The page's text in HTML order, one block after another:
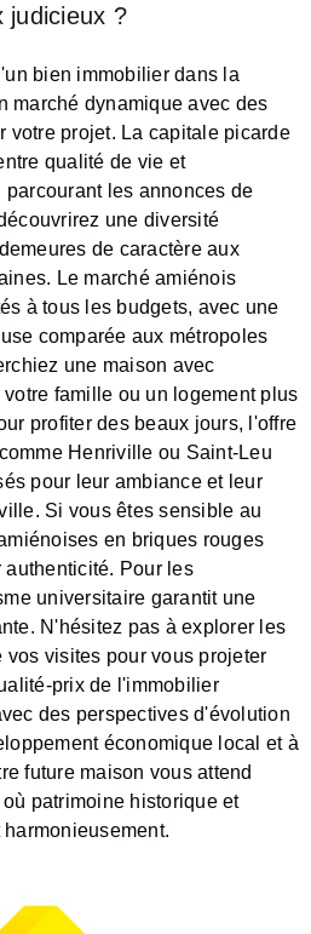
judicieux ?
bien immobilier dans la
marché dynamique avec des
votre projet. La capitale picarde
qualité de vie et
les annonces de
une diversité
de caractère aux
Le marché amiénois
à tous les budgets, avec une
comparée aux métropoles
une maison avec
famille ou un logement plus
profiter des beaux jours, l'offre
Henriville ou Saint-Leu
pour leur ambiance et leur
Si vous êtes sensible au
en briques rouges
authenticité. Pour les
universitaire garantit une
N'hésitez pas à explorer les
visites pour vous projeter
prix de l'immobilier
des perspectives d'évolution
économique local et à
future maison vous attend
patrimoine historique et